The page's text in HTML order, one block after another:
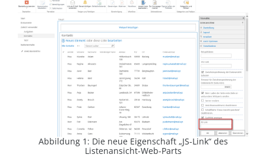
Abbildung 1: Die neue Eigenschaft „JS-Link“ des
Listenansicht-Web-Parts